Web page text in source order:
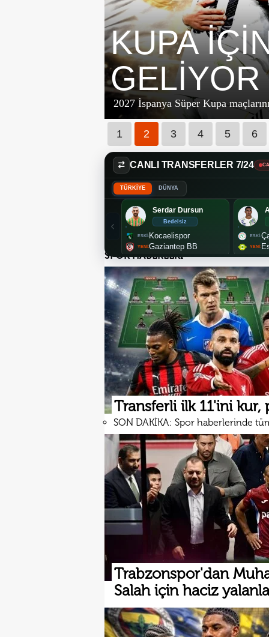
KUPA
GELİYOR
2027 İspanya Süper Kupa
1 2 3 4 5 6
CANLI TRANSFERLER 7/24
TÜRKİYE DÜNYA
Serdar Dursun
Bedelsiz
Kocaelispor
Gaziantep BB
SPOR HABERLERİ
Transferli ilk 11'ini kur,
SON DAKİKA: Spor haberlerinde
Trabzonspor'dan
Salah için haciz